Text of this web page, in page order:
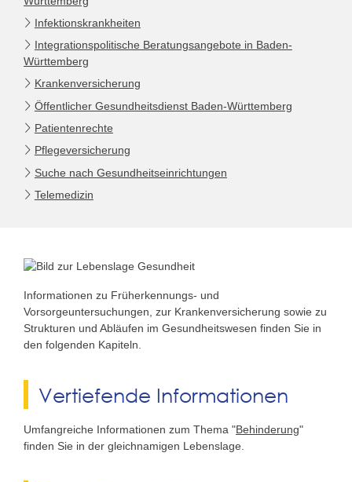
Infektionskrankheiten
Integrationspolitische Beratungsangebote in Baden-
Württemberg
Krankenversicherung
Öffentlicher Gesundheitsdienst Baden-Württemberg
Patientenrechte
Pflegeversicherung
Suche nach Gesundheitseinrichtungen
Telemedizin
Informationen zu Früherkennungs- und
Vorsorgeuntersuchungen, zur Krankenversicherung sowie zu
Strukturen und Abläufen im Gesundheitswesen finden Sie in
den folgenden Kapiteln.
Vertiefende Informationen
Umfangreiche Informationen zum Thema "Behinderung"
finden Sie in der gleichnamigen Lebenslage.